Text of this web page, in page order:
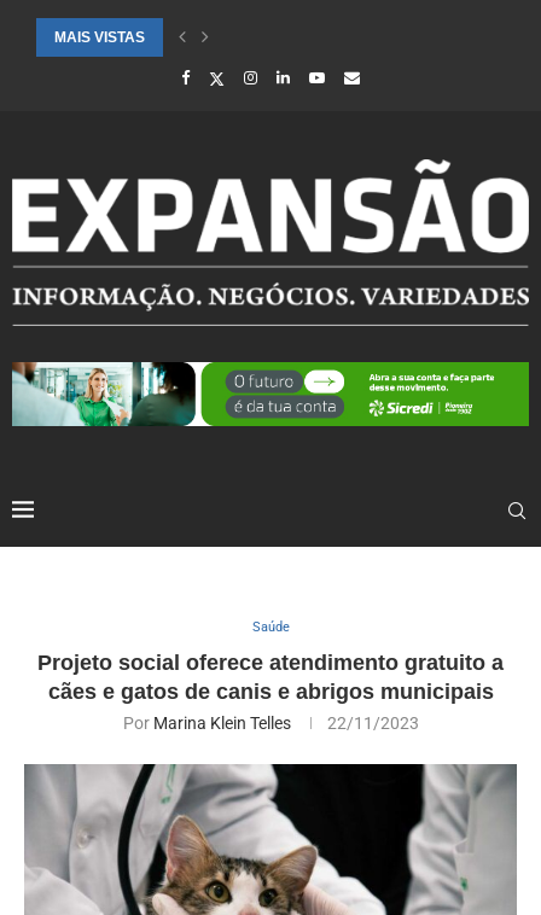
MAIS VISTAS
SAÚDE ALERTA PARA AUMENTO DE CASOS DE SÍNDROME GRIPAL
Saúde
Projeto social oferece atendimento gratuito a
cães e gatos de canis e abrigos municipais
Por Marina Klein Telles 22/11/2023